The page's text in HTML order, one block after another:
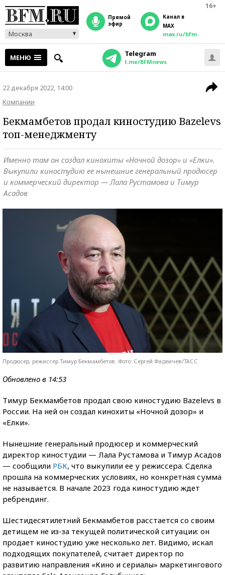
16+
Москва
прямой
эфир
Канал в
MAX
max.ru/bfm
МЕНЮ Telegram
t.me/BFMnews
22 декабря 2022, 14:00
Компании
Бекмамбетов продал киностудию Bazelevs
топ-менеджменту
Именно там он создал кинохиты «Ночной дозор» и «Елки».
Выкупили киностудию ее нынешние генеральный продюсер
и коммерческий директор — Лала Рустамова и Тимур
Асадов
Продюсер, режиссер Тимур Бекмамбетов. Фото: Сергей Фадеичев/ТАСС
Обновлено в 14:53
Тимур Бекмамбетов продал свою киностудию Bazelevs в
России. На ней он создал кинохиты «Ночной дозор» и
«Елки».
Нынешние генеральный продюсер и коммерческий
директор киностудии — Лала Рустамова и Тимур Асадов
— сообщили РБК, что выкупили ее у режиссера. Сделка
прошла на коммерческих условиях, но конкретная сумма
не называется. В начале 2023 года киностудию ждет
ребрендинг.
Шестидесятилетний Бекмамбетов расстается со своим
детищем не из-за текущей политической ситуации: он
продает киностудию уже несколько лет. Видимо, искал
подходящих покупателей, считает директор по
развитию направления «Кино и сериалы» маркетингового